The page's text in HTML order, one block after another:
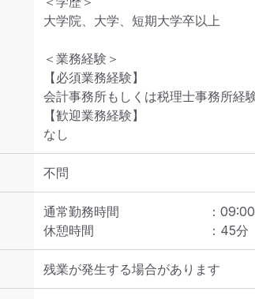
大学院、大学、短期大学卒以上
＜業務経験＞
【必須業務経験】
会計事務所もしくは税理士事務所経
【歓迎業務経験】
なし
不問
通常勤務時間 ： 09:00
休憩時間
： 45分
残業が発生する場合があります